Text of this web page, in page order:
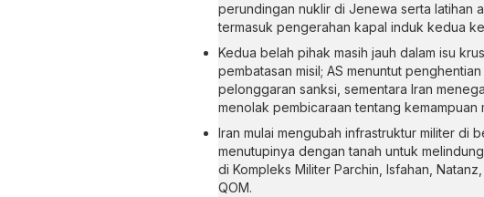
perundingan nuklir di Jenewa serta latihan
termasuk pengerahan kapal induk kedua
Kedua belah pihak masih jauh dalam isu
pembatasan misil; AS menuntut
pelonggaran sanksi, sementara Iran
menolak pembicaraan tentang kemampuan
Iran mulai mengubah infrastruktur militer di
menutupinya dengan tanah untuk
di Kompleks Militer Parchin, Isfahan,
QOM.